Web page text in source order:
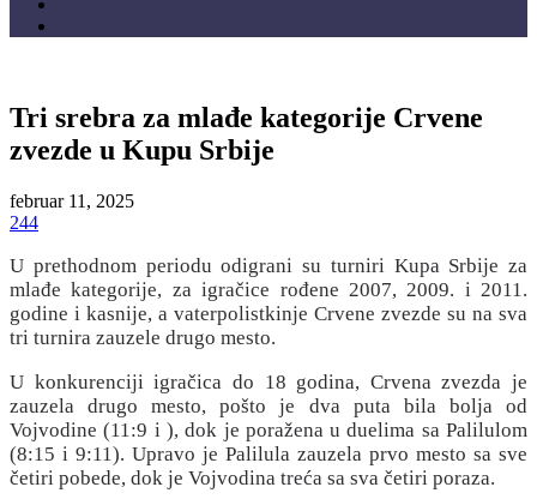
Tri srebra za mlađe kategorije Crvene
zvezde u Kupu Srbije
februar 11, 2025
244
U prethodnom periodu odigrani su turniri Kupa Srbije za
mlađe kategorije, za igračice rođene 2007, 2009. i 2011.
godine i kasnije, a vaterpolistkinje Crvene zvezde su na sva
tri turnira zauzele drugo mesto.
U konkurenciji igračica do 18 godina, Crvena zvezda je
zauzela drugo mesto, pošto je dva puta bila bolja od
Vojvodine (11:9 i ), dok je poražena u duelima sa Palilulom
(8:15 i 9:11). Upravo je Palilula zauzela prvo mesto sa sve
četiri pobede, dok je Vojvodina treća sa sva četiri poraza.